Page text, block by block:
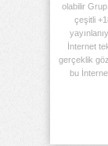
olabilir
çeşitli
İnternet
gerçeklik
bu